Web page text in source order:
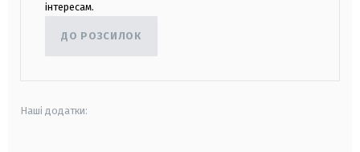
інтересам.
ДО РОЗСИЛОК
Наші додатки: